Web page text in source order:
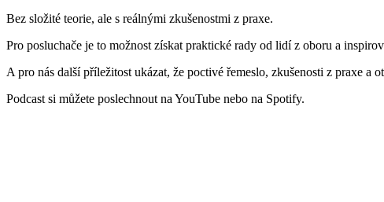
Bez složité teorie, ale s reálnými zkušenostmi z praxe.
Pro posluchače je to možnost získat praktické rady od lidí z oboru a
A pro nás další příležitost ukázat, že poctivé řemeslo, zkušenosti z praxe a
Podcast si můžete poslechnout na YouTube nebo na Spotify.